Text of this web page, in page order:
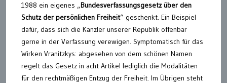
1988 ein eigenes „Bundesverfassungsgesetz über den
Schutz der persönlichen Freiheit“ geschenkt. Ein Beispiel
dafür, dass sich die Kanzler unserer Republik offenbar
gerne in der Verfassung verewigen. Symptomatisch für das
Wirken Vranitzkys: abgesehen von dem schönen Namen
regelt das Gesetz in acht Artikel lediglich die Modalitäten
für den rechtmäßigen Entzug der Freiheit. Im Übrigen steht